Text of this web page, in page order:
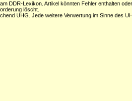
DDR-Lexikon. Artikel könnten Fehler enthalten
löscht.
UHG. Jede weitere Verwertung im Sinne des